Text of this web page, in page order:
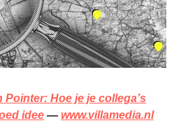
Hoe je je collega’s
idee — www.villamedia.nl